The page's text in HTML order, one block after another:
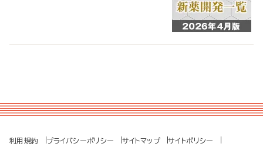
利用規約 プライバシーポリシー サイトマップ サイトポリシー